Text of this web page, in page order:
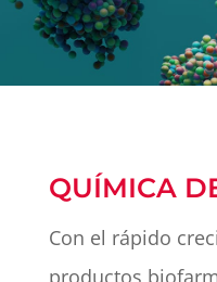
QUÍMICA
Con el rápido
productos